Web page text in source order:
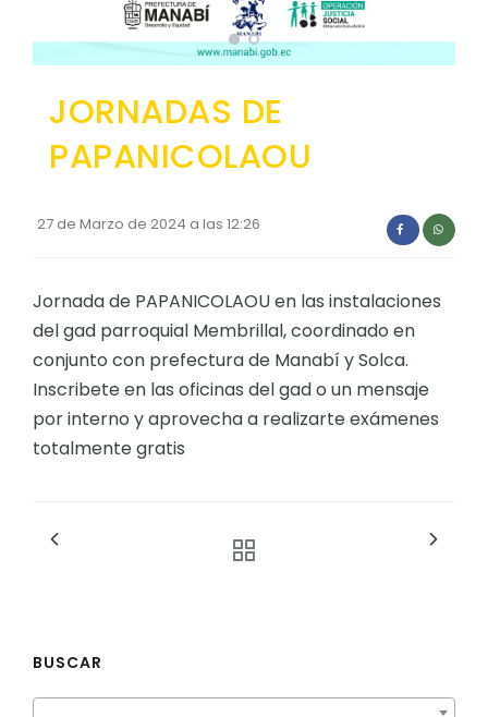
Convocatorias
GESTIÓN ADMINISTRATIVA
Plan de desarrollo y Ordenamiento Territorial -
Plan Anual Contratación - PAC
Convenios Institucionales
Cédulas presupuestarias y balances
Procesos de contratación
Ejecución Presupuestaria
Obras y proyectos
JORNADAS DE
PAPANICOLAOU
27 de Marzo de 2024 a las 12:26
Jornada de PAPANICOLAOU en las instalaciones
del gad parroquial Membrillal, coordinado en
conjunto con prefectura de Manabí y Solca.
Inscribete en las oficinas del gad o un mensaje
por interno y aprovecha a realizarte exámenes
totalmente gratis
BUSCAR